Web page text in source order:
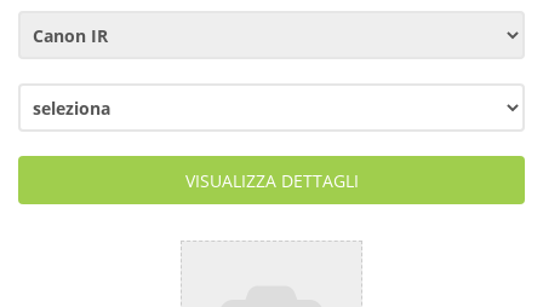
VISUALIZZA DETTAGLI